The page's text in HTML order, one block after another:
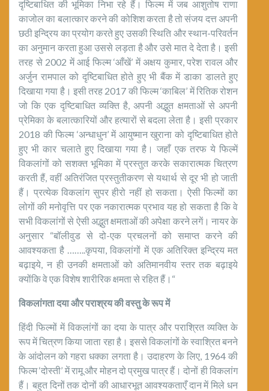
दृष्टिबाधित की भूमिका निभा रहे हैं। फिल्म में जब आशुतोष राणा
काजोल का बलात्कार करने की कोशिश करता है तो संजय दत्त अपनी
छठी इन्द्रिय का प्रयोग करते हुए उसकी स्थिति और स्थान-परिवर्तन
का अनुमान करता हुआ उससे लड़ता है और उसे मात दे देता है। इसी
तरह से 2002 में आई फिल्म ‘आँखें’ में अक्षय कुमार, परेश रावल और
अर्जुन रामपाल को दृष्टिबाधित होते हुए भी बैंक में डाका डालते हुए
दिखाया गया है। इसी तरह 2017 की फिल्म ‘काबिल’ में रितिक रोशन
जो कि एक दृष्टिबाधित व्यक्ति है, अपनी अद्भुत क्षमताओं से अपनी
प्रेमिका के बलात्कारियों और हत्यारों से बदला लेता है। इसी प्रकार
2018 की फिल्म ‘अन्धाधुन’ में आयुष्मान खुराना को दृष्टिबाधित होते
हुए भी कार चलाते हुए दिखाया गया है। जहाँ एक तरफ ये फिल्में
विकलांगों को सशक्त भूमिका में प्रस्तुत करके सकारात्मक चित्रण
करती हैं, वहीं अतिरंजित प्रस्तुतीकरण से यथार्थ से दूर भी हो जाती
हैं। प्रत्येक विकलांग सुपर हीरो नहीं हो सकता। ऐसी फिल्मों का
लोगों की मनोवृत्ति पर एक नकारात्मक प्रभाव यह हो सकता है कि वे
सभी विकलांगों से ऐसी अद्भुत क्षमताओं की अपेक्षा करने लगें। नायर के
अनुसार “बॉलीवुड से दो-एक प्रचलनों को समाप्त करने की
आवश्यकता है ……..कृपया, विकलांगों में एक अतिरिक्त इन्द्रिय मत
बढ़ाइये, न ही उनकी क्षमताओं को अतिमानवीय स्तर तक बढ़ाइये
क्योंकि वे एक विशेष शारीरिक क्षमता से रहित हैं।“
विकलांगता दया और पराश्रय की वस्तु के रूप में
हिंदी फिल्मों में विकलांगों का दया के पात्र और पराश्रित व्यक्ति के
रूप में चित्रण किया जाता रहा है। इससे विकलांगों के स्वाश्रित बनने
के आंदोलन को गहरा धक्का लगता है। उदाहरण के लिए, 1964 की
फिल्म ‘दोस्ती’ में रामू और मोहन दो प्रमुख पात्र हैं। दोनों ही विकलांग
हैं। बहुत दिनों तक दोनों की आधारभूत आवश्यकताएँ दान में मिले धन